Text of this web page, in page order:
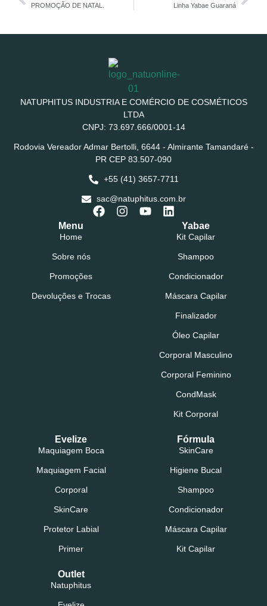
PROMOÇÃO DE NATAL. Linha Yabae Guaraná
NATUPHITUS INDUSTRIA E COMÉRCIO DE COSMÉTICOS
LTDA
CNPJ: 73.697.666/0001-14
Rodovia Vereador Admar Bertolli, 6644 - Almirante Tamandaré -
PR CEP 83.507-090
+55 (41) 3657-7711
sac@natuphitus.com.br
Menu
Home
Sobre nós
Promoções
Devoluções e Trocas
Yabae
Kit Capilar
Shampoo
Condicionador
Máscara Capilar
Finalizador
Óleo Capilar
Corporal Masculino
Corporal Feminino
CondMask
Kit Corporal
Evelize
Maquiagem Boca
Maquiagem Facial
Corporal
SkinCare
Protetor Labial
Primer
Fórmula
SkinCare
Higiene Bucal
Shampoo
Condicionador
Máscara Capilar
Kit Capilar
Outlet
Natuphitus